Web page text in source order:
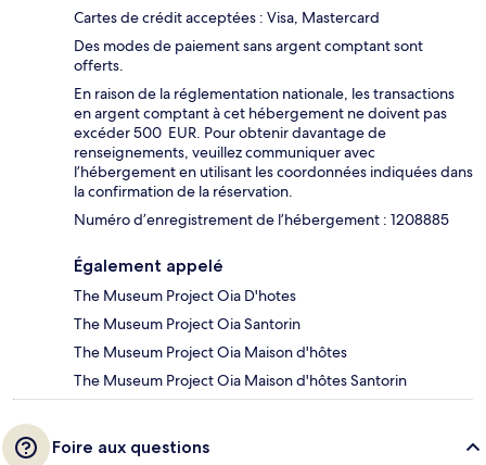
Cartes de crédit acceptées : Visa, Mastercard
Des modes de paiement sans argent comptant sont
offerts.
En raison de la réglementation nationale, les transactions
en argent comptant à cet hébergement ne doivent pas
excéder 500 EUR. Pour obtenir davantage de
renseignements, veuillez communiquer avec
l’hébergement en utilisant les coordonnées indiquées dans
la confirmation de la réservation.
Numéro d’enregistrement de l’hébergement : 1208885
Également appelé
The Museum Project Oia D'hotes
The Museum Project Oia Santorin
The Museum Project Oia Maison d'hôtes
The Museum Project Oia Maison d'hôtes Santorin
Foire aux questions